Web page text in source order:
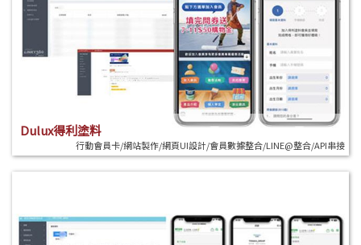
Dulux得利塗料
行動會員卡/網站製作/網頁UI設計/會員數據整合/LINE@整合/API串接